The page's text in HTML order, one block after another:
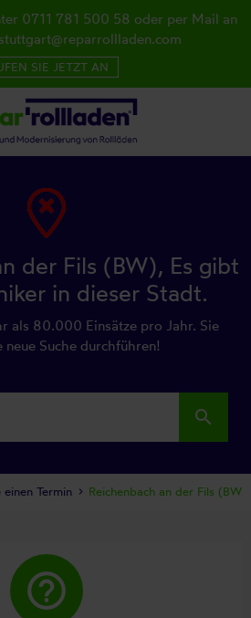
der Fils (BW), Es gibt
in dieser Stadt.
als 80.000 Einsätze pro Jahr. Sie
neue Suche durchführen!
search
help_outline
einen Termin Reichenbach an der Fils (BW)
0711 781 500 58 oder per Mail an
SIE JETZT AN